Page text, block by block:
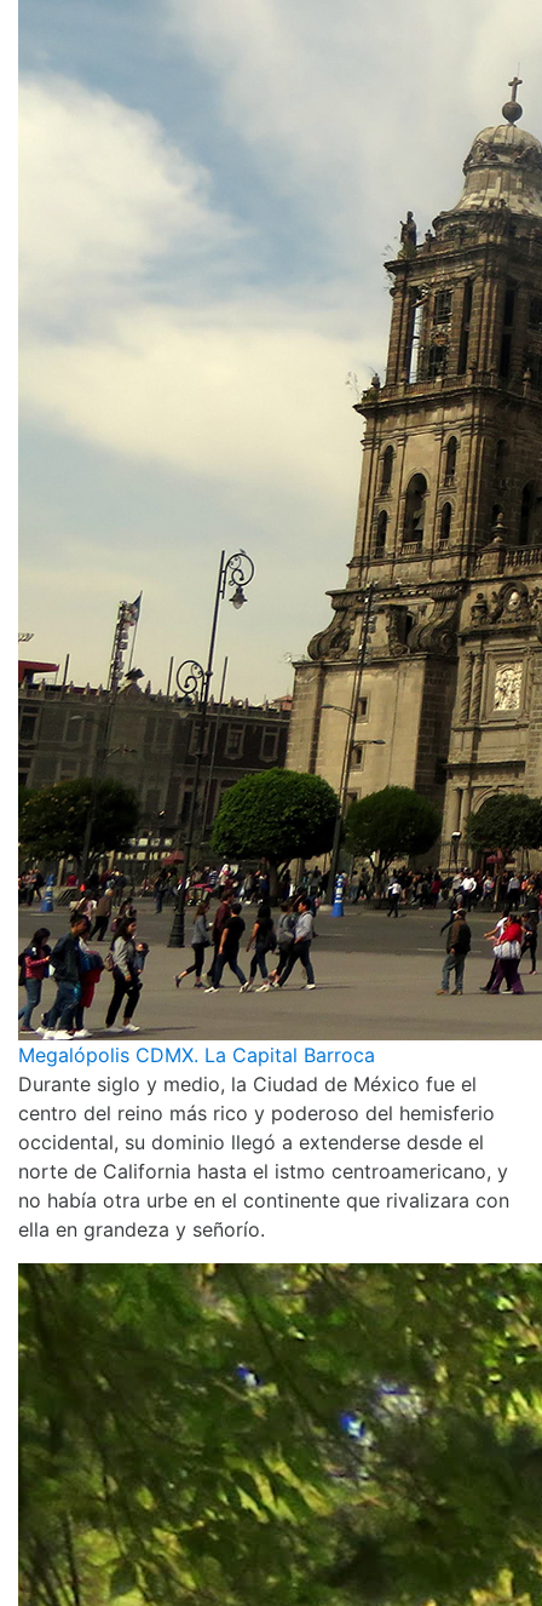
Megalópolis CDMX. La Capital Barroca
Durante siglo y medio, la Ciudad de México fue el
centro del reino más rico y poderoso del hemisferio
occidental, su dominio llegó a extenderse desde el
norte de California hasta el istmo centroamericano, y
no había otra urbe en el continente que rivalizara con
ella en grandeza y señorío.